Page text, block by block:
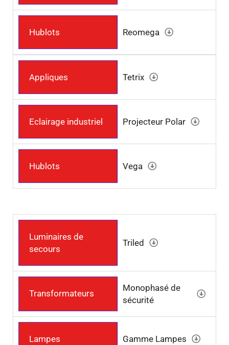
Hublots Reomega
Appliques Tetrix
Eclairage industriel Projecteur Polar
Hublots Vega
Luminaires de
secours
Triled
Transformateurs
Monophasé de
sécurité
Lampes Gamme Lampes